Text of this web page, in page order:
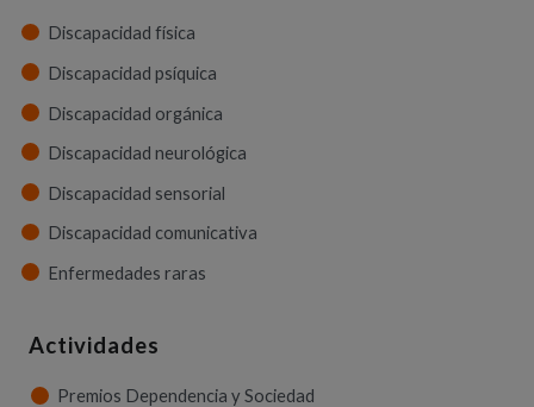
Discapacidad física
Discapacidad psíquica
Discapacidad orgánica
Discapacidad neurológica
Discapacidad sensorial
Discapacidad comunicativa
Enfermedades raras
Actividades
Premios Dependencia y Sociedad